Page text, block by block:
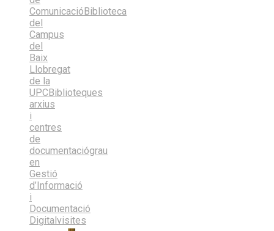
ComunicacióBiblioteca
del
Campus
del
Baix
Llobregat
de la
UPCBiblioteques
arxius
i
centres
de
documentaciógrau
en
Gestió
d’Informació
i
Documentació
Digitalvisites